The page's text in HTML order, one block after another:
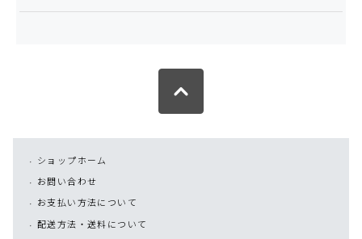
ショップホーム
お問い合わせ
お支払い方法について
配送方法・送料について